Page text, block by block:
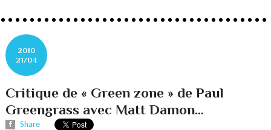
2010
21/04
Critique de « Green zone » de Paul
Greengrass avec Matt Damon…
Share